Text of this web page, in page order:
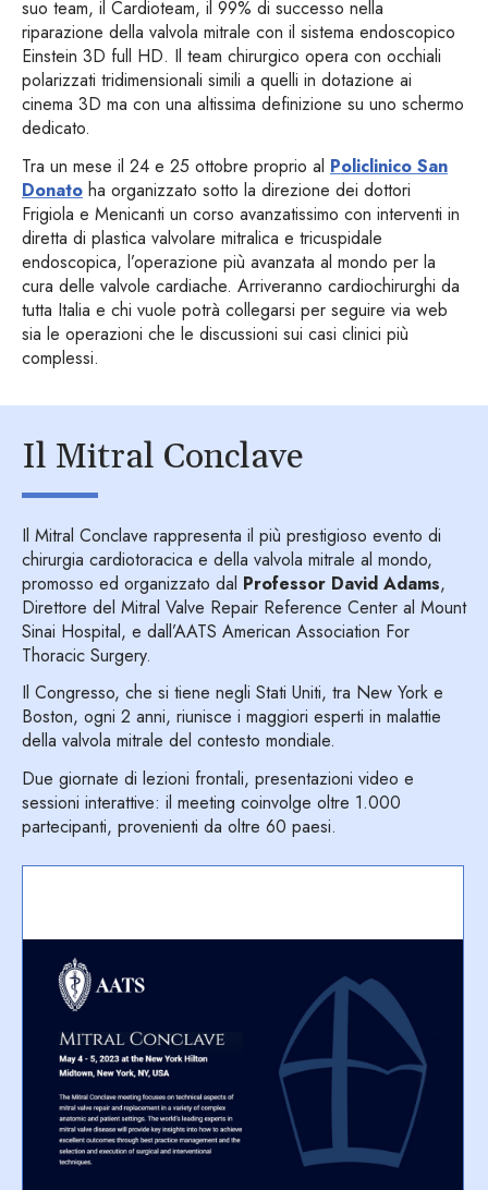
suo team, il Cardioteam, il 99% di successo nella
riparazione della valvola mitrale con il sistema endoscopico
Einstein 3D full HD. Il team chirurgico opera con occhiali
polarizzati tridimensionali simili a quelli in dotazione ai
cinema 3D ma con una altissima definizione su uno schermo
dedicato.
Tra un mese il 24 e 25 ottobre proprio al Policlinico San
Donato ha organizzato sotto la direzione dei dottori
Frigiola e Menicanti un corso avanzatissimo con interventi in
diretta di plastica valvolare mitralica e tricuspidale
endoscopica, l’operazione più avanzata al mondo per la
cura delle valvole cardiache. Arriveranno cardiochirurghi da
tutta Italia e chi vuole potrà collegarsi per seguire via web
sia le operazioni che le discussioni sui casi clinici più
complessi.
Il Mitral Conclave
Il Mitral Conclave rappresenta il più prestigioso evento di
chirurgia cardiotoracica e della valvola mitrale al mondo,
promosso ed organizzato dal Professor David Adams,
Direttore del Mitral Valve Repair Reference Center al Mount
Sinai Hospital, e dall’AATS American Association For
Thoracic Surgery.
Il Congresso, che si tiene negli Stati Uniti, tra New York e
Boston, ogni 2 anni, riunisce i maggiori esperti in malattie
della valvola mitrale del contesto mondiale.
Due giornate di lezioni frontali, presentazioni video e
sessioni interattive: il meeting coinvolge oltre 1.000
partecipanti, provenienti da oltre 60 paesi.